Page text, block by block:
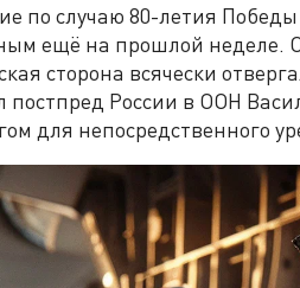
по случаю 80-летия
ещё на прошлой неделе.
сторона всячески
постпред России в ООН
для непосредственного